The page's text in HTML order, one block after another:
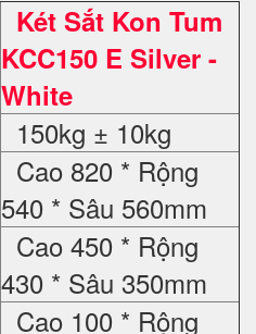
Két Sắt Kon Tum
KCC150 E Silver -
White
150kg ± 10kg
Cao 820 * Rộng
540 * Sâu 560mm
Cao 450 * Rộng
430 * Sâu 350mm
Cao 100 * Rộng